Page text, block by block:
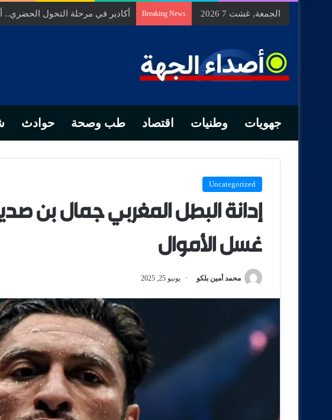
الجمعة, غشت 7 2026 Breaking News السيد الحسين مخلص… من التدبير
جهويات وطنيات اقتصاد طب وصحة حوادث
Uncategorized
إدانة البطل المغربي جمال بن
غسل الأموال
محمد أمين بلكو يونيو 25, 2025